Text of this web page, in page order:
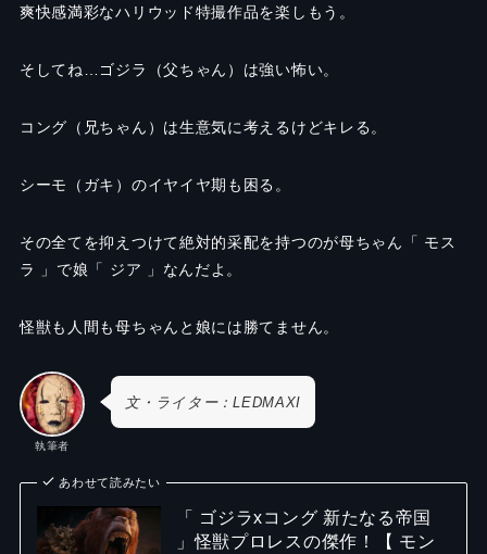
爽快感満彩なハリウッド特撮作品を楽しもう。
そしてね…ゴジラ（父ちゃん）は強い怖い。
コング（兄ちゃん）は生意気に考えるけどキレる。
シーモ（ガキ）のイヤイヤ期も困る。
その全てを抑えつけて絶対的采配を持つのが母ちゃん「 モス
ラ 」で娘「 ジア 」なんだよ。
怪獣も人間も母ちゃんと娘には勝てません。
執筆者
文・ライター：LEDMAXI
あわせて読みたい
「 ゴジラxコング 新たなる帝国
」怪獣プロレスの傑作！【 モン